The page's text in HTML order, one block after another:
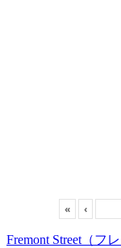
« ‹
Fremont Street（フ